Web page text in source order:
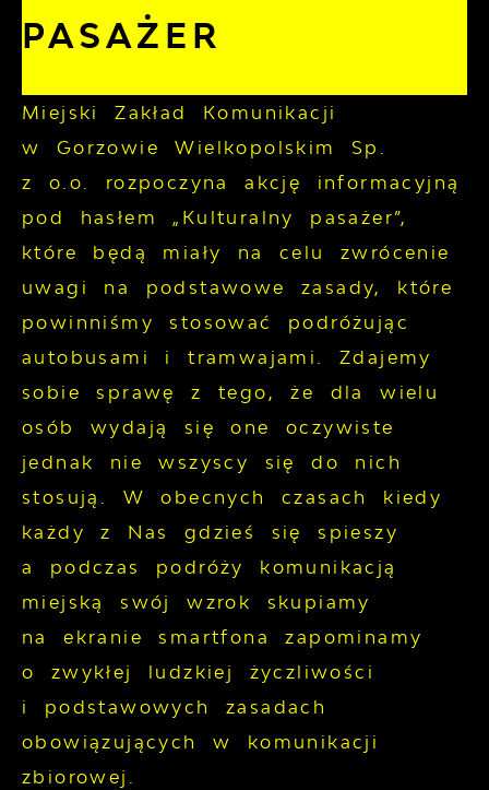
PASAŻER
Miejski Zakład Komunikacji
w Gorzowie Wielkopolskim Sp.
z o.o. rozpoczyna akcję informacyjną
pod hasłem „Kulturalny pasażer”,
które będą miały na celu zwrócenie
uwagi na podstawowe zasady, które
powinniśmy stosować podróżując
autobusami i tramwajami. Zdajemy
sobie sprawę z tego, że dla wielu
osób wydają się one oczywiste
jednak nie wszyscy się do nich
stosują. W obecnych czasach kiedy
każdy z Nas gdzieś się spieszy
a podczas podróży komunikacją
miejską swój wzrok skupiamy
na ekranie smartfona zapominamy
o zwykłej ludzkiej życzliwości
i podstawowych zasadach
obowiązujących w komunikacji
zbiorowej.